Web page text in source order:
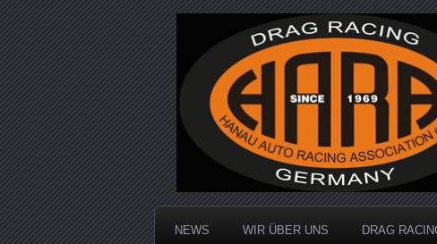
Hanau Auto
Dragracing auf der 1/4 Meile
NEWS WIR ÜBER UNS DRAG